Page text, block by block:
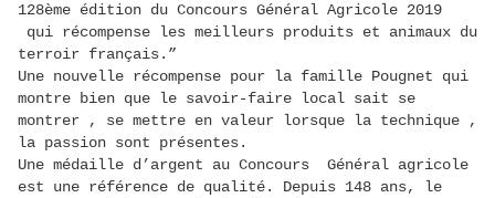
128ème édition du Concours Général Agricole 2019
qui récompense les meilleurs produits et animaux du
terroir français.”
Une nouvelle récompense pour la famille Pougnet qui
montre bien que le savoir-faire local sait se
montrer , se mettre en valeur lorsque la technique ,
la passion sont présentes.
Une médaille d’argent au Concours Général agricole
est une référence de qualité. Depuis 148 ans, le